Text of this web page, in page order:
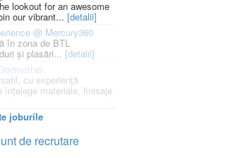
lookout for an awesome
our vibrant... [detalii]
@ Mercury360
în zona de BTL
și plasări... [detalii]
cu experiență
înțelege materiale, finisaje
joburile
de recrutare